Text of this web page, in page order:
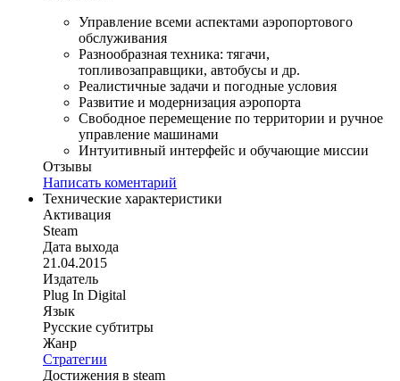
Управление всеми аспектами аэропортового
обслуживания
Разнообразная техника: тягачи,
топливозаправщики, автобусы и др.
Реалистичные задачи и погодные условия
Развитие и модернизация аэропорта
Свободное перемещение по территории и ручное
управление машинами
Интуитивный интерфейс и обучающие миссии
Отзывы
Написать коментарий
Технические характеристики
Активация
Steam
Дата выхода
21.04.2015
Издатель
Plug In Digital
Язык
Русские субтитры
Жанр
Стратегии
Достижения в steam